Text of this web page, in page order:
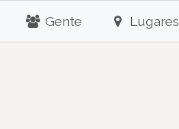
Gente Lugares